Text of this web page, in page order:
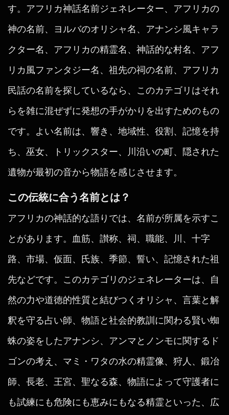
す。アフリカ神話名前ジェネレーター、アフリカの
神の名前、ヨルバのオリシャ名、アナンシ風キャラ
クター名、アフリカの精霊名、神話的な村名、アフ
リカ風ファンタジー名、祖先の祠の名前、アフリカ
民話の名前を探しているなら、このカテゴリはそれ
らを雑に混ぜずに発想の手がかりを出すためのもの
です。よい名前は、響き、地域性、役割、記憶を持
ち、巫女、トリックスター、川沿いの町、隠された
遺物が最初の音から物語を感じさせます。
この伝統に合う名前とは？
アフリカの神話的な語りでは、名前が所属を示すこ
とがあります。血筋、讃称、祠、職能、川、十字
路、市場、仮面、氏族、季節、誓い、記憶された祖
先などです。このカテゴリのジェネレーターは、自
然の力や道徳的性質と結びつくオリシャ、言葉と解
釈を守る占い師、物語と社会的教訓に関わる賢い蜘
蛛の姿をしたアナンシ、アンマとノンモに関するド
ゴンの考え、マミ・ワタの水の精霊像、狩人、鍛冶
師、長老、王宮、聖なる森、物語によって守護者に
も試練にも危険にも恵みにもなる精霊といった、広